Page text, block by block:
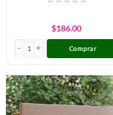
$186.00
Comprar